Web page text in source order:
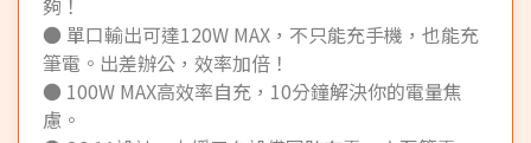
● 單口輸出可達120W MAX，不只能充手機，也能充
筆電。出差辦公，效率加倍！
● 100W MAX高效率自充，10分鐘解決你的電量焦
慮。